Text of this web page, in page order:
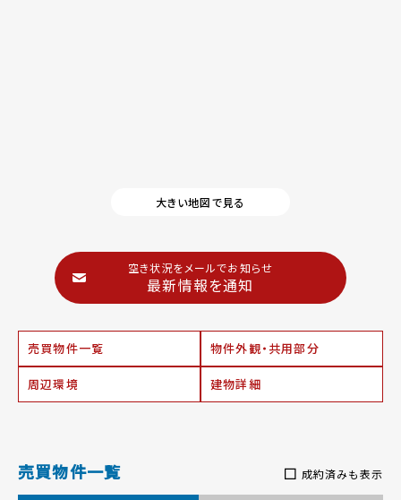
大きい地図で見る
空き状況をメールでお知らせ
最新情報を通知
売買物件一覧 物件外観・共用部分
周辺環境 建物詳細
売買物件一覧 成約済みも表示